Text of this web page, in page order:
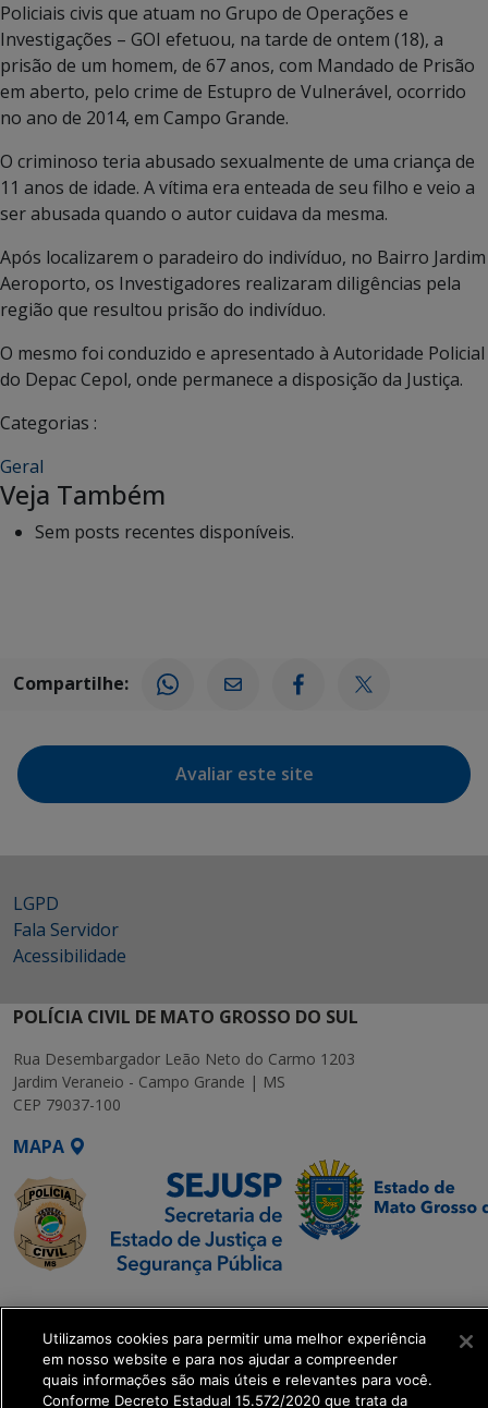
Policiais civis que atuam no Grupo de Operações e
Investigações – GOI efetuou, na tarde de ontem (18), a
prisão de um homem, de 67 anos, com Mandado de Prisão
em aberto, pelo crime de Estupro de Vulnerável, ocorrido
no ano de 2014, em Campo Grande.
O criminoso teria abusado sexualmente de uma criança de
11 anos de idade. A vítima era enteada de seu filho e veio a
ser abusada quando o autor cuidava da mesma.
Após localizarem o paradeiro do indivíduo, no Bairro Jardim
Aeroporto, os Investigadores realizaram diligências pela
região que resultou prisão do indivíduo.
O mesmo foi conduzido e apresentado à Autoridade Policial
do Depac Cepol, onde permanece a disposição da Justiça.
Categorias :
Geral
Veja Também
Sem posts recentes disponíveis.
Compartilhe:
Avaliar este site
LGPD
Fala Servidor
Acessibilidade
POLÍCIA CIVIL DE MATO GROSSO DO SUL
Rua Desembargador Leão Neto do Carmo 1203
Jardim Veraneio - Campo Grande | MS
CEP 79037-100
MAPA
SETDIG | Secretaria-
Executiva de
Transformação Digital
Utilizamos cookies para permitir uma melhor experiência
em nosso website e para nos ajudar a compreender
quais informações são mais úteis e relevantes para você.
Conforme Decreto Estadual 15.572/2020 que trata da